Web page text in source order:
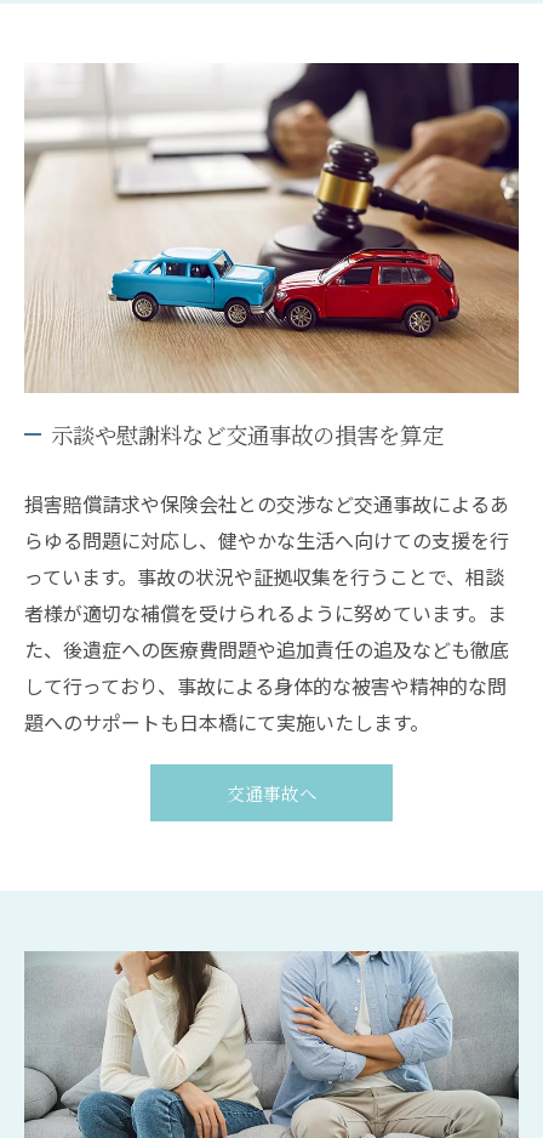
示談や慰謝料など交通事故の損害を算定
損害賠償請求や保険会社との交渉など交通事故によるあ
らゆる問題に対応し、健やかな生活へ向けての支援を行
っています。事故の状況や証拠収集を行うことで、相談
者様が適切な補償を受けられるように努めています。ま
た、後遺症への医療費問題や追加責任の追及なども徹底
して行っており、事故による身体的な被害や精神的な問
題へのサポートも日本橋にて実施いたします。
交通事故へ